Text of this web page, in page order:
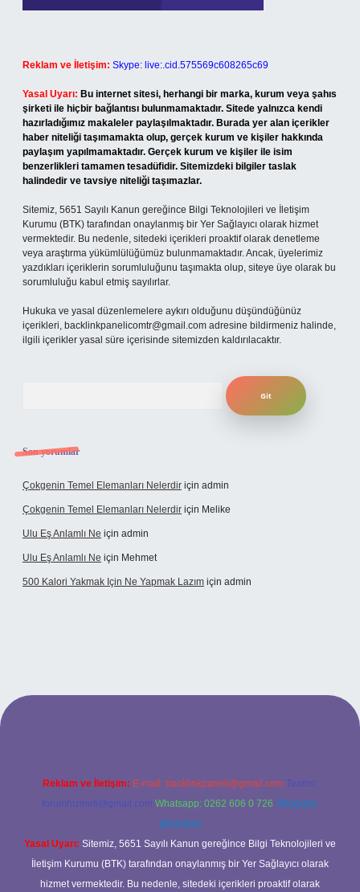
Reklam ve İletişim: Skype: live:.cid.575569c608265c69
Yasal Uyarı: Bu internet sitesi, herhangi bir marka, kurum veya şahıs
şirketi ile hiçbir bağlantısı bulunmamaktadır. Sitede yalnızca kendi
hazırladığımız makaleler paylaşılmaktadır. Burada yer alan içerikler
haber niteliği taşımamakta olup, gerçek kurum ve kişiler hakkında
paylaşım yapılmamaktadır. Gerçek kurum ve kişiler ile isim
benzerlikleri tamamen tesadüfidir. Sitemizdeki bilgiler taslak
halindedir ve tavsiye niteliği taşımazlar.
Sitemiz, 5651 Sayılı Kanun gereğince Bilgi Teknolojileri ve İletişim
Kurumu (BTK) tarafından onaylanmış bir Yer Sağlayıcı olarak hizmet
vermektedir. Bu nedenle, sitedeki içerikleri proaktif olarak denetleme
veya araştırma yükümlülüğümüz bulunmamaktadır. Ancak, üyelerimiz
yazdıkları içeriklerin sorumluluğunu taşımakta olup, siteye üye olarak bu
sorumluluğu kabul etmiş sayılırlar.
Hukuka ve yasal düzenlemelere aykırı olduğunu düşündüğünüz
içerikleri, backlinkpanelicomtr@gmail.com adresine bildirmeniz halinde,
ilgili içerikler yasal süre içerisinde sitemizden kaldırılacaktır.
Son yorumlar
Çokgenin Temel Elemanları Nelerdir için admin
Çokgenin Temel Elemanları Nelerdir için Melike
Ulu Eş Anlamlı Ne için admin
Ulu Eş Anlamlı Ne için Mehmet
500 Kalori Yakmak Için Ne Yapmak Lazım için admin
Reklam ve İletişim: E-mail: backlinkpaneli@gmail.com Teams:
forumhizmeti@gmail.com Whatsapp: 0262 606 0 726 Telegram:
@karabul
Yasal Uyarı: Sitemiz, 5651 Sayılı Kanun gereğince Bilgi Teknolojileri ve
İletişim Kurumu (BTK) tarafından onaylanmış bir Yer Sağlayıcı olarak
hizmet vermektedir. Bu nedenle, sitedeki içerikleri proaktif olarak